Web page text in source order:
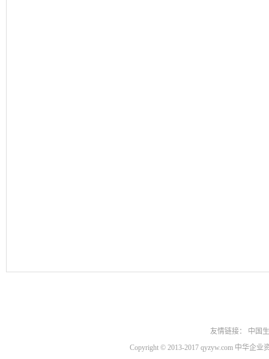
友情链接：
中国
Copyright © 2013-2017 qyzyw.com 中华企业